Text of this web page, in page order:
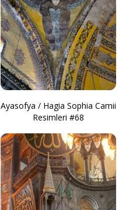
Ayasofya / Hagia Sophia Camii
Resimleri #68